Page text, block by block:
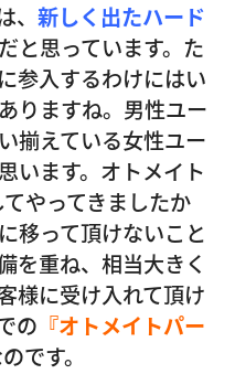
新しく出たハード
だと思っています。た
参入するわけにはい
りますね。男性ユー
揃えている女性ユー
います。オトメイト
やってきましたか
移って頂けないこと
を重ね、相当大きく
様に受け入れて頂け
の 『オトメイトパー
です。